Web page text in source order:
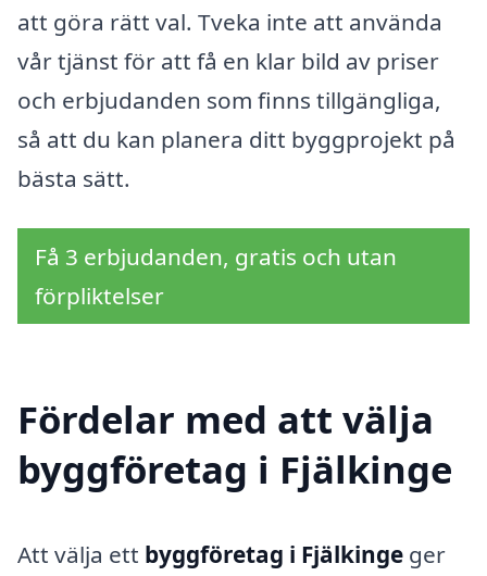
att göra rätt val. Tveka inte att använda
vår tjänst för att få en klar bild av priser
och erbjudanden som finns tillgängliga,
så att du kan planera ditt byggprojekt på
bästa sätt.
Få 3 erbjudanden, gratis och utan
förpliktelser
Fördelar med att välja
byggföretag i Fjälkinge
Att välja ett byggföretag i Fjälkinge ger